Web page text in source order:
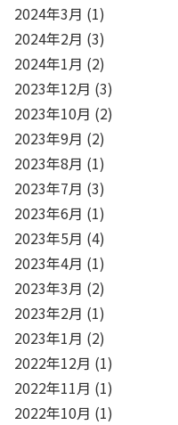
2024年3月 (1)
2024年2月 (3)
2024年1月 (2)
2023年12月 (3)
2023年10月 (2)
2023年9月 (2)
2023年8月 (1)
2023年7月 (3)
2023年6月 (1)
2023年5月 (4)
2023年4月 (1)
2023年3月 (2)
2023年2月 (1)
2023年1月 (2)
2022年12月 (1)
2022年11月 (1)
2022年10月 (1)